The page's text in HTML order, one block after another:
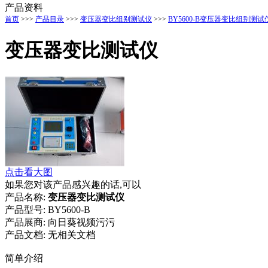
产品资料
首页 >>> 产品目录 >>> 变压器变比组别测试仪 >>> BY5600-B变压器变比组别测试
变压器变比测试仪
点击看大图
如果您对该产品感兴趣的话,可以
产品名称: 变压器变比测试仪
产品型号: BY5600-B
产品展商: 向日葵视频污污
产品文档: 无相关文档
简单介绍